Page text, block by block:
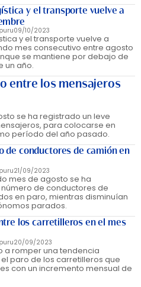
y el transporte vuelve a
09/10/2023
y el transporte vuelve a
mes consecutivo entre agosto
se mantiene por debajo de
un año.
entre los mensajeros
se ha registrado un leve
para colocarse en
período del año pasado.
de conductores de camión en
21/09/2023
mes de agosto se ha
de conductores de
en paro, mientras disminuían
parados.
los carretilleros en el mes
20/09/2023
a romper una tendencia
paro de los carretilleros que
con un incremento mensual de